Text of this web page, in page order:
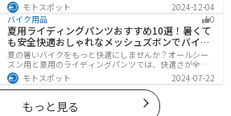
リットデメリット、おすすめのブーツまで徹底解説しま
す。ファッション性が高く、バイクに乗っている時もそ
うじゃない時もかっこよくキメたい人にオススメです。
モトスポット
2024-12-04
バイク用品
0
夏用ライディングパンツおすすめ10選！暑くて
も安全快適おしゃれなメッシュズボンでバイク
に乗ろう
夏の暑いバイクをもっと快適にしませんか？オールシー
ズン用と夏用のライディングパンツでは、快適さが全然
違います。生地の大半がメッシュ素材で作られた夏用で
は通気性・透湿性に優れており、熱気を逃しつつ汗をし
っかりと乾かしてくれます。そんな夏用ライディングパ
ンツの選び方や特徴オススメ商品をまとめました。
モトスポット 2024-07-22
もっと見る